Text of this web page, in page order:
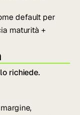
default per
maturità +
richiede.